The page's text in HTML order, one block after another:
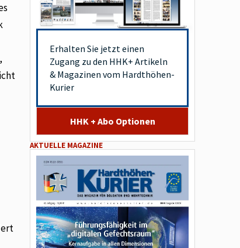
Erhalten Sie jetzt einen
Zugang zu den HHK+ Artikeln
& Magazinen vom Hardthöhen-
Kurier
HHK + Abo Optionen
AKTUELLE MAGAZINE